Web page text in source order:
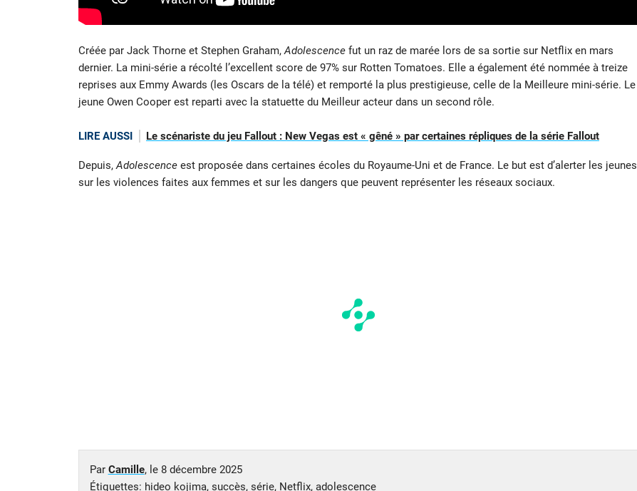
Créée par Jack Thorne et Stephen Graham,Adolescence fut un raz de marée lors de sa sortie sur Netflix en mars
dernier. La mini-série a récolté l’excellent score de 97% sur Rotten Tomatoes. Elle a également été nommée à treize
reprises aux Emmy Awards (les Oscars de la télé) et remporté la plus prestigieuse, celle de la Meilleure mini-série. Le
jeune Owen Cooper est reparti avec la statuette du Meilleur acteur dans un second rôle.
LIRE AUSSI Le scénariste du jeu Fallout : New Vegas est « gêné » par certaines répliques de la série Fallout
Depuis,Adolescence est proposée dans certaines écoles du Royaume-Uni et de France. Le but est d’alerter les jeunes
sur les violences faites aux femmes et sur les dangers que peuvent représenter les réseaux sociaux.
Par Camille, le 8 décembre 2025
Étiquettes: hideo kojima, succès, série, Netflix, adolescence